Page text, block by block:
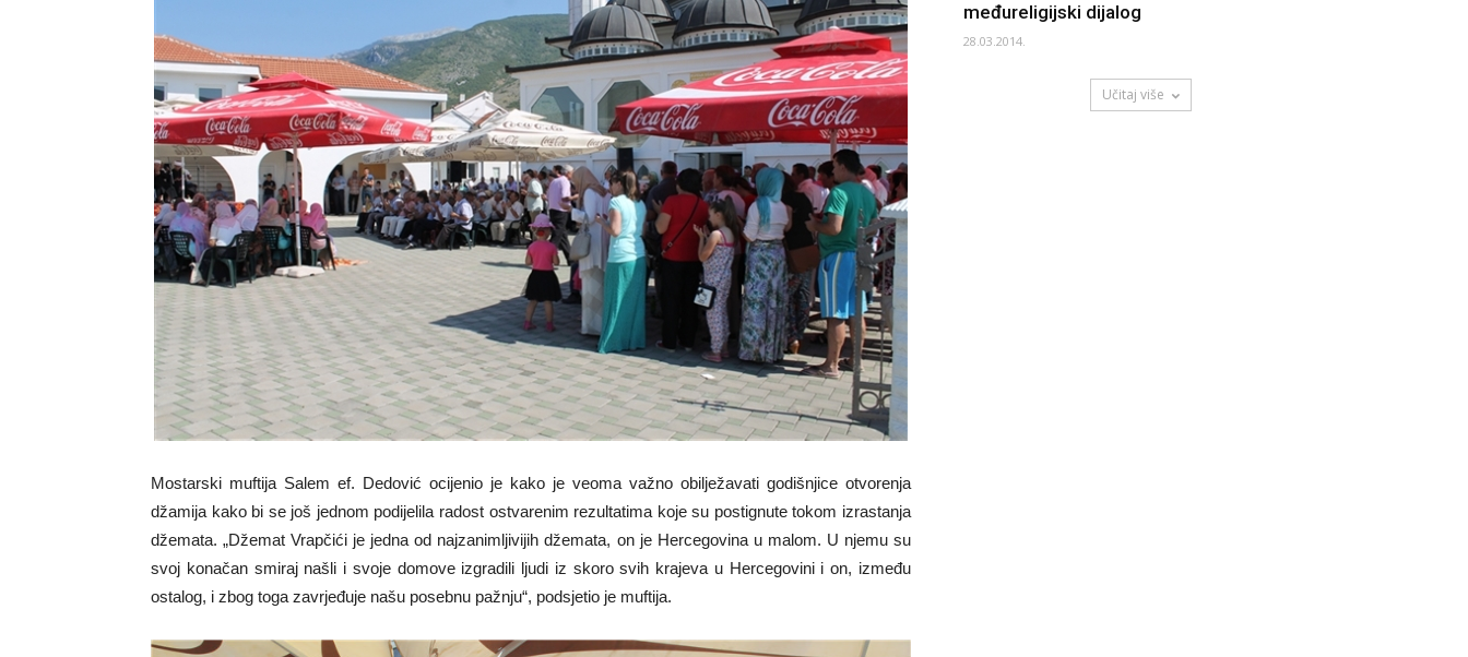
Mostarski muftija Salem ef. Dedović ocijenio je kako je veoma važno obilježavati godišnjice otvorenja
džamija kako bi se još jednom podijelila radost ostvarenim rezultatima koje su postignute tokom izrastanja
džemata. „Džemat Vrapčići je jedna od najzanimljivijih džemata, on je Hercegovina u malom. U njemu su
svoj konačan smiraj našli i svoje domove izgradili ljudi iz skoro svih krajeva u Hercegovini i on, između
ostalog, i zbog toga zavrjeđuje našu posebnu pažnju“, podsjetio je muftija.
međureligijski dijalog
28.03.2014.
Učitaj više